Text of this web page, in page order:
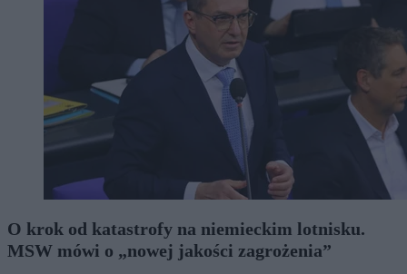
O krok od katastrofy na niemieckim lotnisku.
MSW mówi o „nowej jakości zagrożenia”